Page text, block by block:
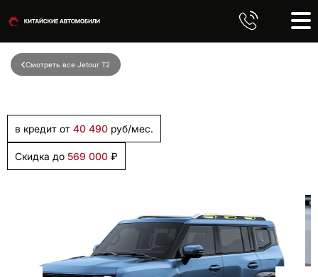
Смотреть все Jetour T2
в кредит от 40 490 руб/мес.
Скидка до 569 000 ₽